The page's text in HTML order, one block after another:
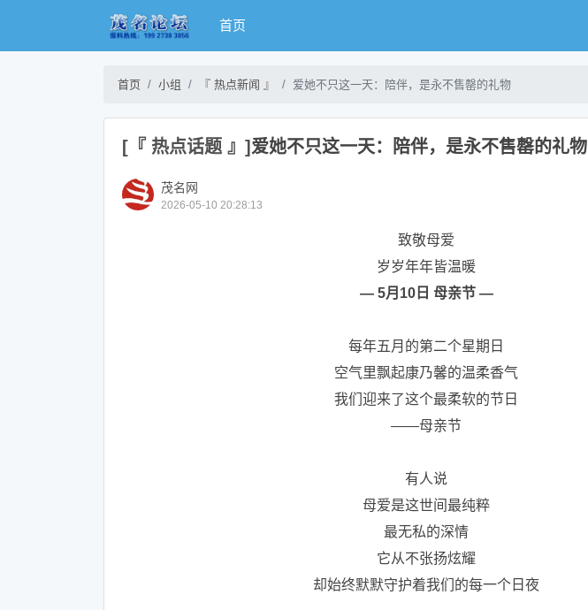
首页
首页 小组 『 热点新闻 』 爱她不只这一天：陪伴，是永不售罄的礼物
[『 热点话题 』] 爱她不只这一天：陪伴，是永不售罄的礼物
茂名网
2026-05-10 20:28:13
致敬母爱
岁岁年年皆温暖
— 5月10日 母亲节 —
每年五月的第二个星期日
空气里飘起康乃馨的温柔香气
我们迎来了这个最柔软的节日
——母亲节
有人说
母爱是这世间最纯粹
最无私的深情
它从不张扬炫耀
却始终默默守护着我们的每一个日夜